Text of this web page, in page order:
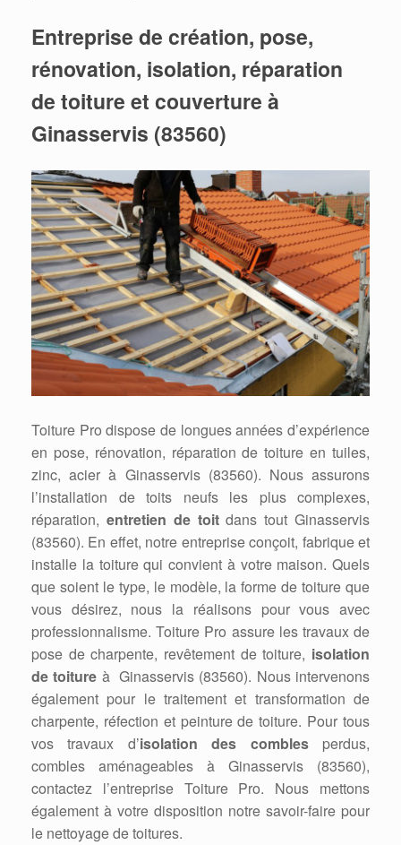
Entreprise de création, pose,
rénovation, isolation, réparation
de toiture et couverture à
Ginasservis (83560)
Toiture Pro dispose de longues années d’expérience
en pose, rénovation, réparation de toiture en tuiles,
zinc, acier à Ginasservis (83560). Nous assurons
l’installation de toits neufs les plus complexes,
réparation, entretien de toitdans tout Ginasservis
(83560). En effet, notre entreprise conçoit, fabrique et
installe la toiture qui convient à votre maison. Quels
que soient le type, le modèle, la forme de toiture que
vous désirez, nous la réalisons pour vous avec
professionnalisme. Toiture Pro assure les travaux de
pose de charpente, revêtement de toiture, isolation
de toiture à Ginasservis (83560). Nous intervenons
également pour le traitement et transformation de
charpente, réfection et peinture de toiture. Pour tous
vos travaux d’isolation des comblesperdus,
combles aménageables à Ginasservis (83560),
contactez l’entreprise Toiture Pro. Nous mettons
également à votre disposition notre savoir-faire pour
le nettoyage de toitures.